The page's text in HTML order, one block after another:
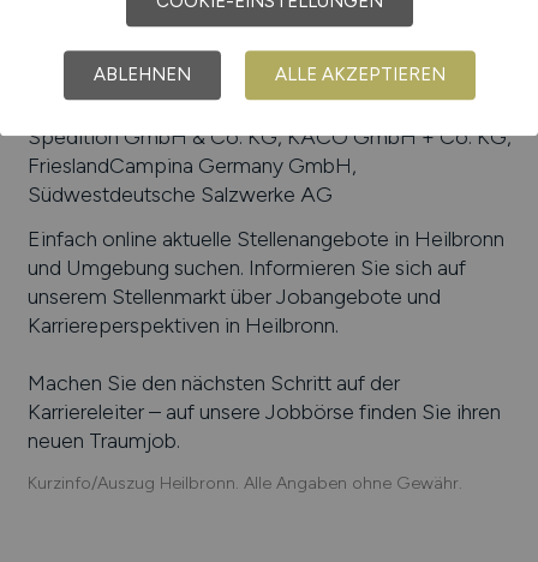
Beliebte Arbeitgeber inHeilbronn, die attraktive
Jobangebote bieten
Pflanzen-Kölle Gartencenter
GmbH & Co. KG, Stadtwerke Heilbronn, RLE
System Engineering GmbH, Kreissparkasse
Heilbronn, Karl Marbach GmbH & Co. KG, ILLIG
Maschinenbau GmbH & Co. KG, Karl Schmidt
Spedition GmbH & Co. KG, KACO GmbH + Co. KG,
FrieslandCampina Germany GmbH,
Südwestdeutsche Salzwerke AG
Einfach online aktuelle Stellenangebote in
unserem Stellenmarkt über Jobangebote und
Karriereperspektiven inHeilbronn.
Machen Sie den nächsten Schritt auf der
ABLEHNEN ALLE AKZEPTIEREN